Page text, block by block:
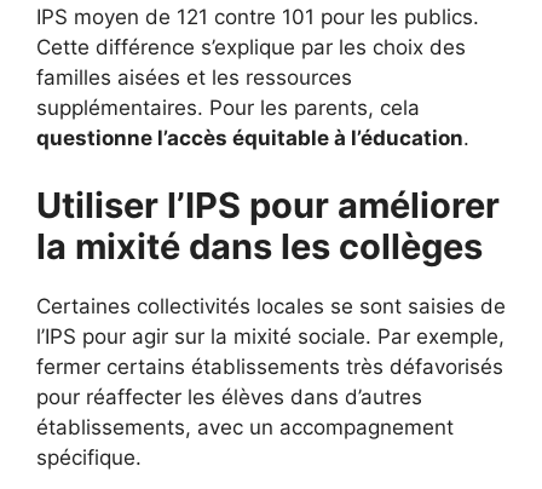
IPS moyen de 121 contre 101 pour les publics.
Cette différence s’explique par les choix des
familles aisées et les ressources
supplémentaires. Pour les parents, cela
questionne l’accès équitable à l’éducation.
Utiliser l’IPS pour améliorer
la mixité dans les collèges
Certaines collectivités locales se sont saisies de
l’IPS pour agir sur la mixité sociale. Par exemple,
fermer certains établissements très défavorisés
pour réaffecter les élèves dans d’autres
établissements, avec un accompagnement
spécifique.